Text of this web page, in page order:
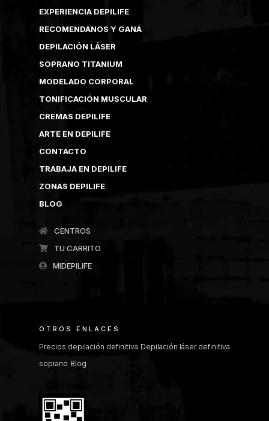
EXPERIENCIA DEPILIFE
RECOMENDANOS Y GANÁ
DEPILACIÓN LÁSER
SOPRANO TITANIUM
MODELADO CORPORAL
TONIFICACIÓN MUSCULAR
CREMAS DEPILIFE
ARTE EN DEPILIFE
CONTACTO
TRABAJA EN DEPILIFE
ZONAS DEPILIFE
BLOG
CENTROS
TU CARRITO
MIDEPILIFE
OTROS ENLACES
Precios depilación definitiva Depilación láser definitiva
soprano Blog